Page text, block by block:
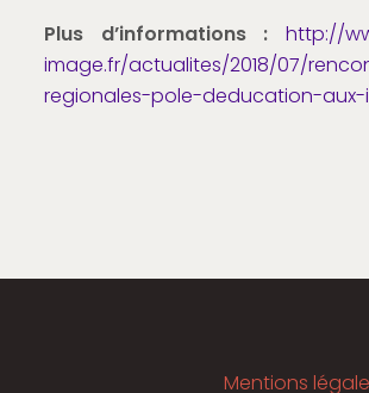
Plus d’informations :http://
image.fr/actualites/2018/07/
regionales-pole-deducation-
Mentions